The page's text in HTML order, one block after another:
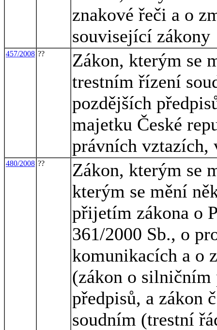
znakové řeči a o
související zákony
457/2008 ??
Zákon, kterým se
trestním řízení
pozdějších
majetku České
právních vztazích,
480/2008 ??
Zákon, kterým se
kterým se mění
přijetím zákona o
361/2000 Sb., o
komunikacích a o
(zákon o silničním
předpisů, a zákon
soudním (trestní